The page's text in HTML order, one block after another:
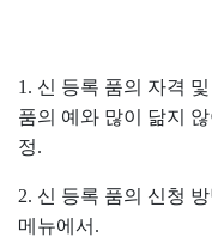
1. 신 등록 품의 자격
품의 예와 많이 닮지
정.
2. 신 등록 품의 신청
메뉴에서.